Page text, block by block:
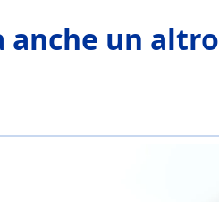
anche un altro